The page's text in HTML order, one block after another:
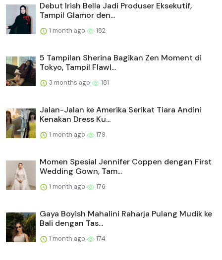
Debut Irish Bella Jadi Produser Eksekutif,
Tampil Glamor den...
1 month ago 182
5 Tampilan Sherina Bagikan Zen Moment di
Tokyo, Tampil Flawl...
3 months ago 181
Jalan-Jalan ke Amerika Serikat Tiara Andini
Kenakan Dress Ku...
1 month ago 179
Momen Spesial Jennifer Coppen dengan First
Wedding Gown, Tam...
1 month ago 176
Gaya Boyish Mahalini Raharja Pulang Mudik ke
Bali dengan Tas...
1 month ago 174